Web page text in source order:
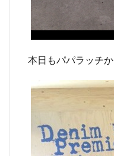
本日もパパラッチ